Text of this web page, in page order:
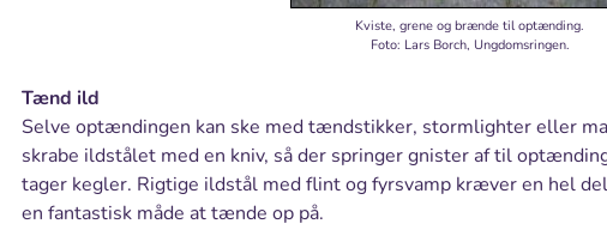
Kviste, grene og brænde til optænding.
Foto: Lars Borch, Ungdomsringen.
Tænd ild
Selve optændingen kan ske med tændstikker, stormlighter eller
skrabe ildstålet med en kniv, så der springer gnister af til
tager kegler. Rigtige ildstål med flint og fyrsvamp kræver en hel
en fantastisk måde at tænde op på.